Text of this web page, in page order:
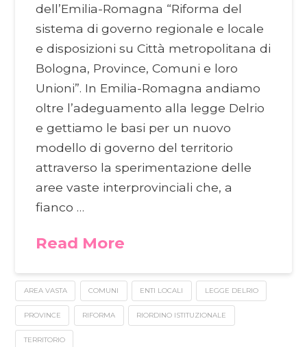
dell’Emilia-Romagna “Riforma del
sistema di governo regionale e locale
e disposizioni su Città metropolitana di
Bologna, Province, Comuni e loro
Unioni”. In Emilia-Romagna andiamo
oltre l’adeguamento alla legge Delrio
e gettiamo le basi per un nuovo
modello di governo del territorio
attraverso la sperimentazione delle
aree vaste interprovinciali che, a
fianco …
Read More
AREA VASTA COMUNI ENTI LOCALI LEGGE DELRIO
PROVINCE RIFORMA RIORDINO ISTITUZIONALE
TERRITORIO